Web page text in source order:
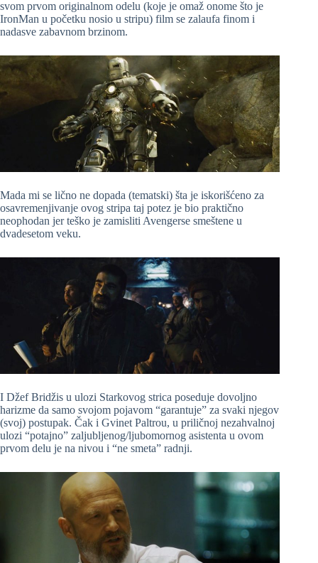
svom prvom originalnom odelu (koje je omaž onome što je
IronMan u početku nosio u stripu) film se zalaufa finom i
nadasve zabavnom brzinom.
Mada mi se lično ne dopada (tematski) šta je iskorišćeno za
osavremenjivanje ovog stripa taj potez je bio praktično
neophodan jer teško je zamisliti Avengerse smeštene u
dvadesetom veku.
I Džef Bridžis u ulozi Starkovog strica poseduje dovoljno
harizme da samo svojom pojavom “garantuje” za svaki njegov
(svoj) postupak. Čak i Gvinet Paltrou, u priličnoj nezahvalnoj
ulozi “potajno” zaljubljenog/ljubomornog asistenta u ovom
prvom delu je na nivou i “ne smeta” radnji.